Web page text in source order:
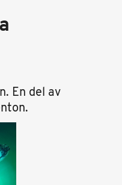
En del av